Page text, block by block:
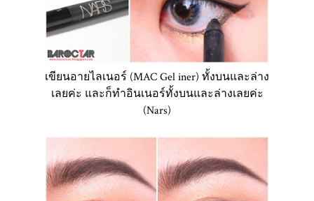
เขียนอายไลเนอร์ (MAC Gel iner) ทั้งบนและล่าง
เลยค่ะ และก็ทำอินเนอร์ทั้งบนและล่างเลยค่ะ
(Nars)